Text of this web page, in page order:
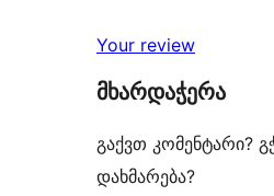
Your review
მხარდაჭერა
გაქვთ კომენტარი?
დახმარება?